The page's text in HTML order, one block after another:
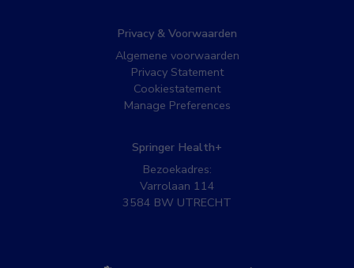
Privacy & Voorwaarden
Algemene voorwaarden
Privacy Statement
Cookiestatement
Manage Preferences
Springer Health+
Bezoekadres:
Varrolaan 114
3584 BW UTRECHT